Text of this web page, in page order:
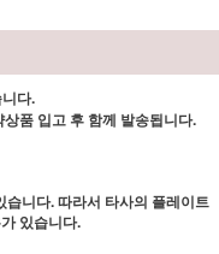
다.
품 입고 후 함께 발송됩니다.
습니다. 따라서 타사의 플레이트
있습니다.